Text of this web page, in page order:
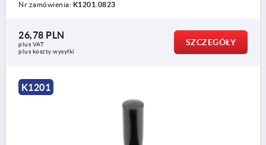
Nr zamówienia: K1201.0823
26,78 PLN
plus VAT
plus koszty wysyłki
SZCZEGÓŁY
K1201